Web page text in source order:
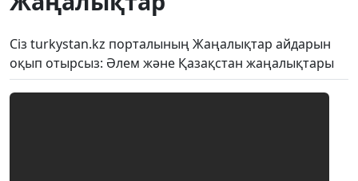
Сіз turkystan.kz порталының Жаңалықтар айдарын
оқып отырсыз: Әлем және Қазақстан жаңалықтары